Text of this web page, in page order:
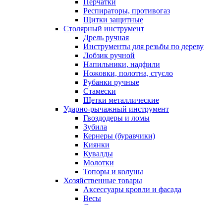
Перчатки
Респираторы, противогаз
Щитки защитные
Столярный инструмент
Дрель ручная
Инструменты для резьбы по дереву
Лобзик ручной
Напильники, надфили
Ножовки, полотна, стусло
Рубанки ручные
Стамески
Щетки металлические
Ударно-рычажный инструмент
Гвоздодеры и ломы
Зубила
Кернеры (буравчики)
Киянки
Кувалды
Молотки
Топоры и колуны
Хозяйственные товары
Аксессуары кровли и фасада
Весы